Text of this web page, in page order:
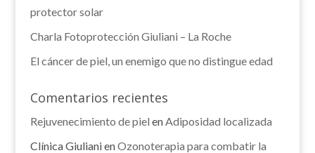
protector solar
Charla Fotoprotección Giuliani – La Roche
El cáncer de piel, un enemigo que no distingue edad
Comentarios recientes
Rejuvenecimiento de piel enAdiposidad localizada
Clínica GiulianienOzonoterapia para combatir la